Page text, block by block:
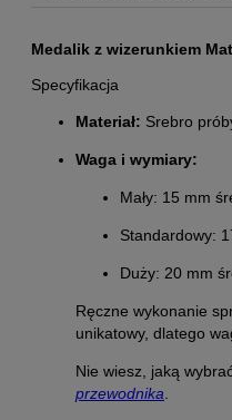
Medalik z wizerunkiem
Specyfikacja
Materiał: Srebro
Waga i wymiary:
Mały: 15 mm
Standardowy:
Duży: 20 mm
Ręczne wykonanie
unikatowy, dlatego
Nie wiesz, jaką
przewodnika